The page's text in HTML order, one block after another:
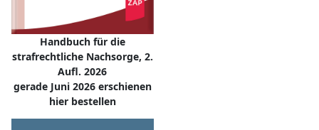
Handbuch für die
strafrechtliche Nachsorge, 2.
Aufl. 2026
gerade Juni 2026 erschienen
hier bestellen